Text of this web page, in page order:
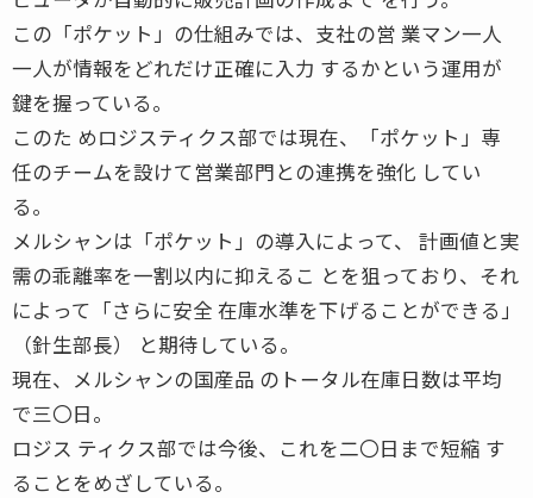
この「ポケット」の仕組みでは、支社の営 業マン一人
一人が情報をどれだけ正確に入力 するかという運用が
鍵を握っている。
このた めロジスティクス部では現在、「ポケット」専
任のチームを設けて営業部門との連携を強化 してい
る。
メルシャンは「ポケット」の導入によって、 計画値と実
需の乖離率を一割以内に抑えるこ とを狙っており、それ
によって「さらに安全 在庫水準を下げることができる」
（針生部長） と期待している。
現在、メルシャンの国産品 のトータル在庫日数は平均
で三〇日。
ロジス ティクス部では今後、これを二〇日まで短縮 す
ることをめざしている。